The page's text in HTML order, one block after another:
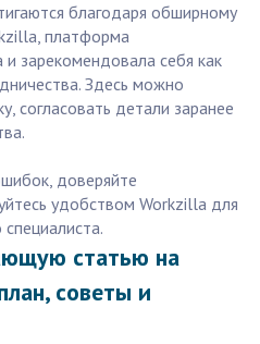
благодаря обширному
платформа
зарекомендовала себя как
Здесь можно
согласовать детали заранее
доверяйте
удобством Workzilla для
статью на
советы и